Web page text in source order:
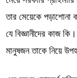
তার মেয়েকে পড়াশোনা
যে বিজ্ঞানীদের কাজ
মানুষজন তাকে নিয়ে